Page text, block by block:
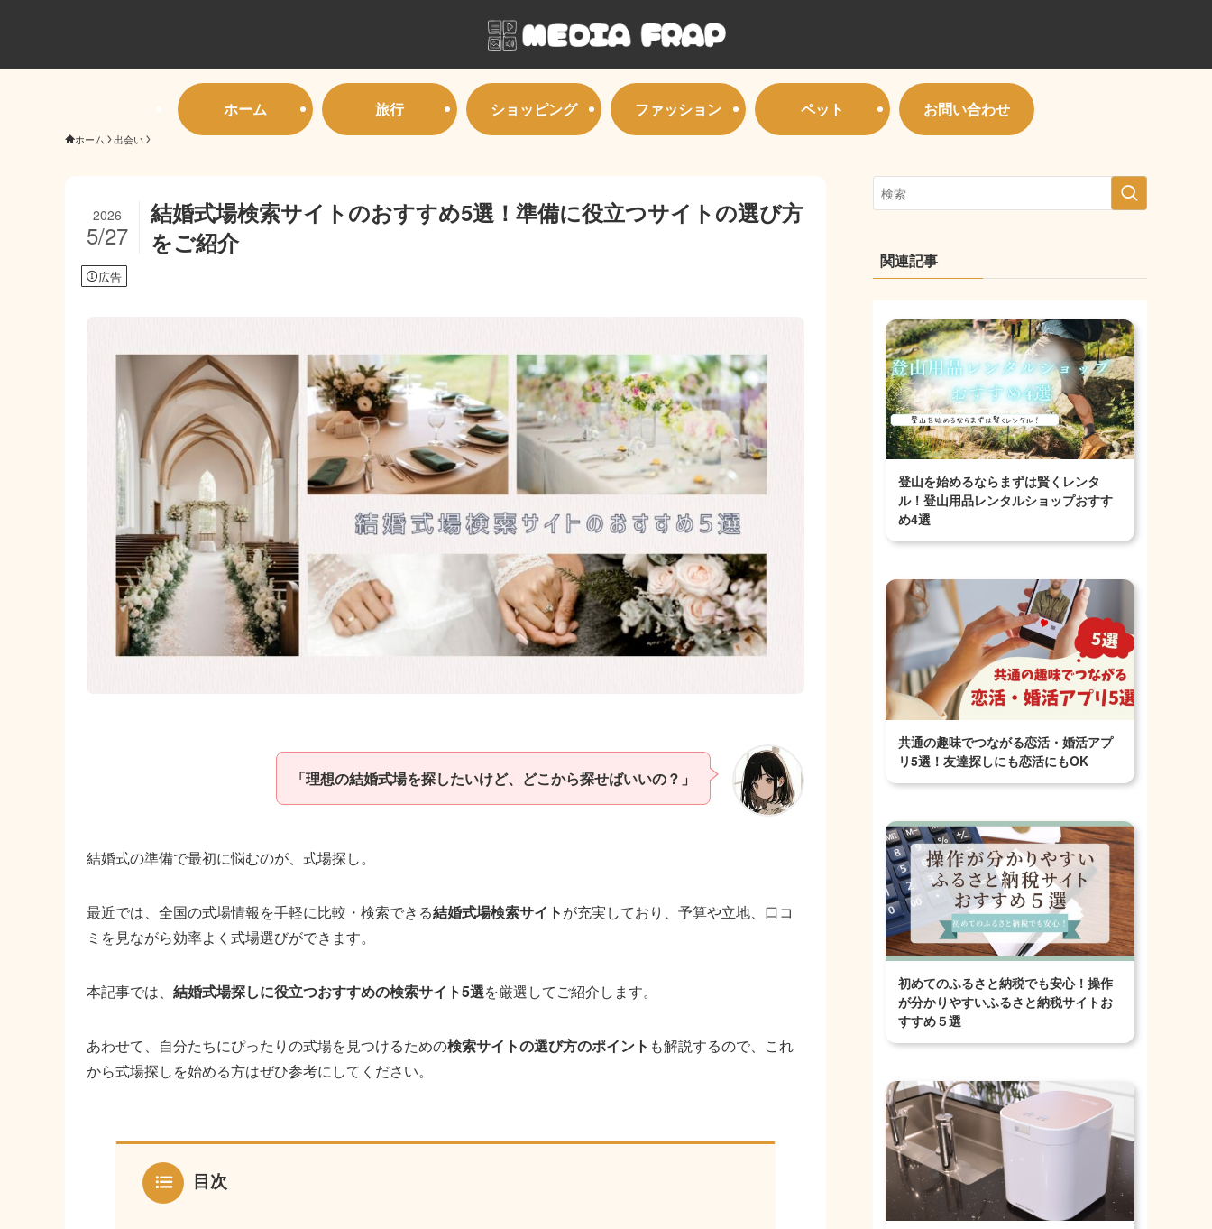
ホーム 旅行 ショッピング ファッション ペット お問い合わせ
ホーム 出会い
結婚式場検索サイトのおすすめ5選！準備に役立つサイトの選び方
をご紹介
2026
5/27
広告
「理想の結婚式場を探したいけど、どこから探せばいいの？」
結婚式の準備で最初に悩むのが、式場探し。
最近では、全国の式場情報を手軽に比較・検索できる結婚式場検索サイトが充実しており、予算や立地、口コ
ミを見ながら効率よく式場選びができます。
本記事では、 結婚式場探しに役立つおすすめの検索サイト5選を厳選してご紹介します。
あわせて、自分たちにぴったりの式場を見つけるための検索サイトの選び方のポイント も解説するので、これ
から式場探しを始める方はぜひ参考にしてください。
目次
関連記事
登山を始めるならまずは賢くレンタ
ル！登山用品レンタルショップおすす
め4選
共通の趣味でつながる恋活・婚活アプ
リ5選！友達探しにも恋活にもOK
初めてのふるさと納税でも安心！操作
が分かりやすいふるさと納税サイトお
すすめ５選